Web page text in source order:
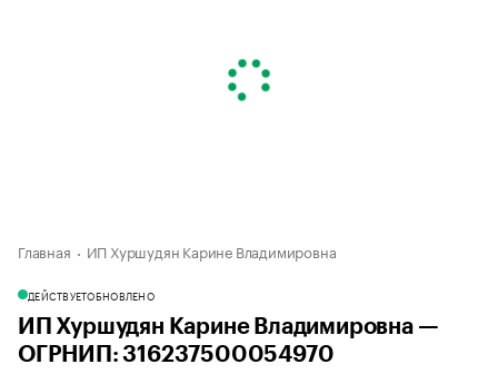
Главная ИП Хуршудян Карине Владимировна
ДЕЙСТВУЕТОБНОВЛЕНО
ИП Хуршудян Карине Владимировна —
ОГРНИП: 316237500054970